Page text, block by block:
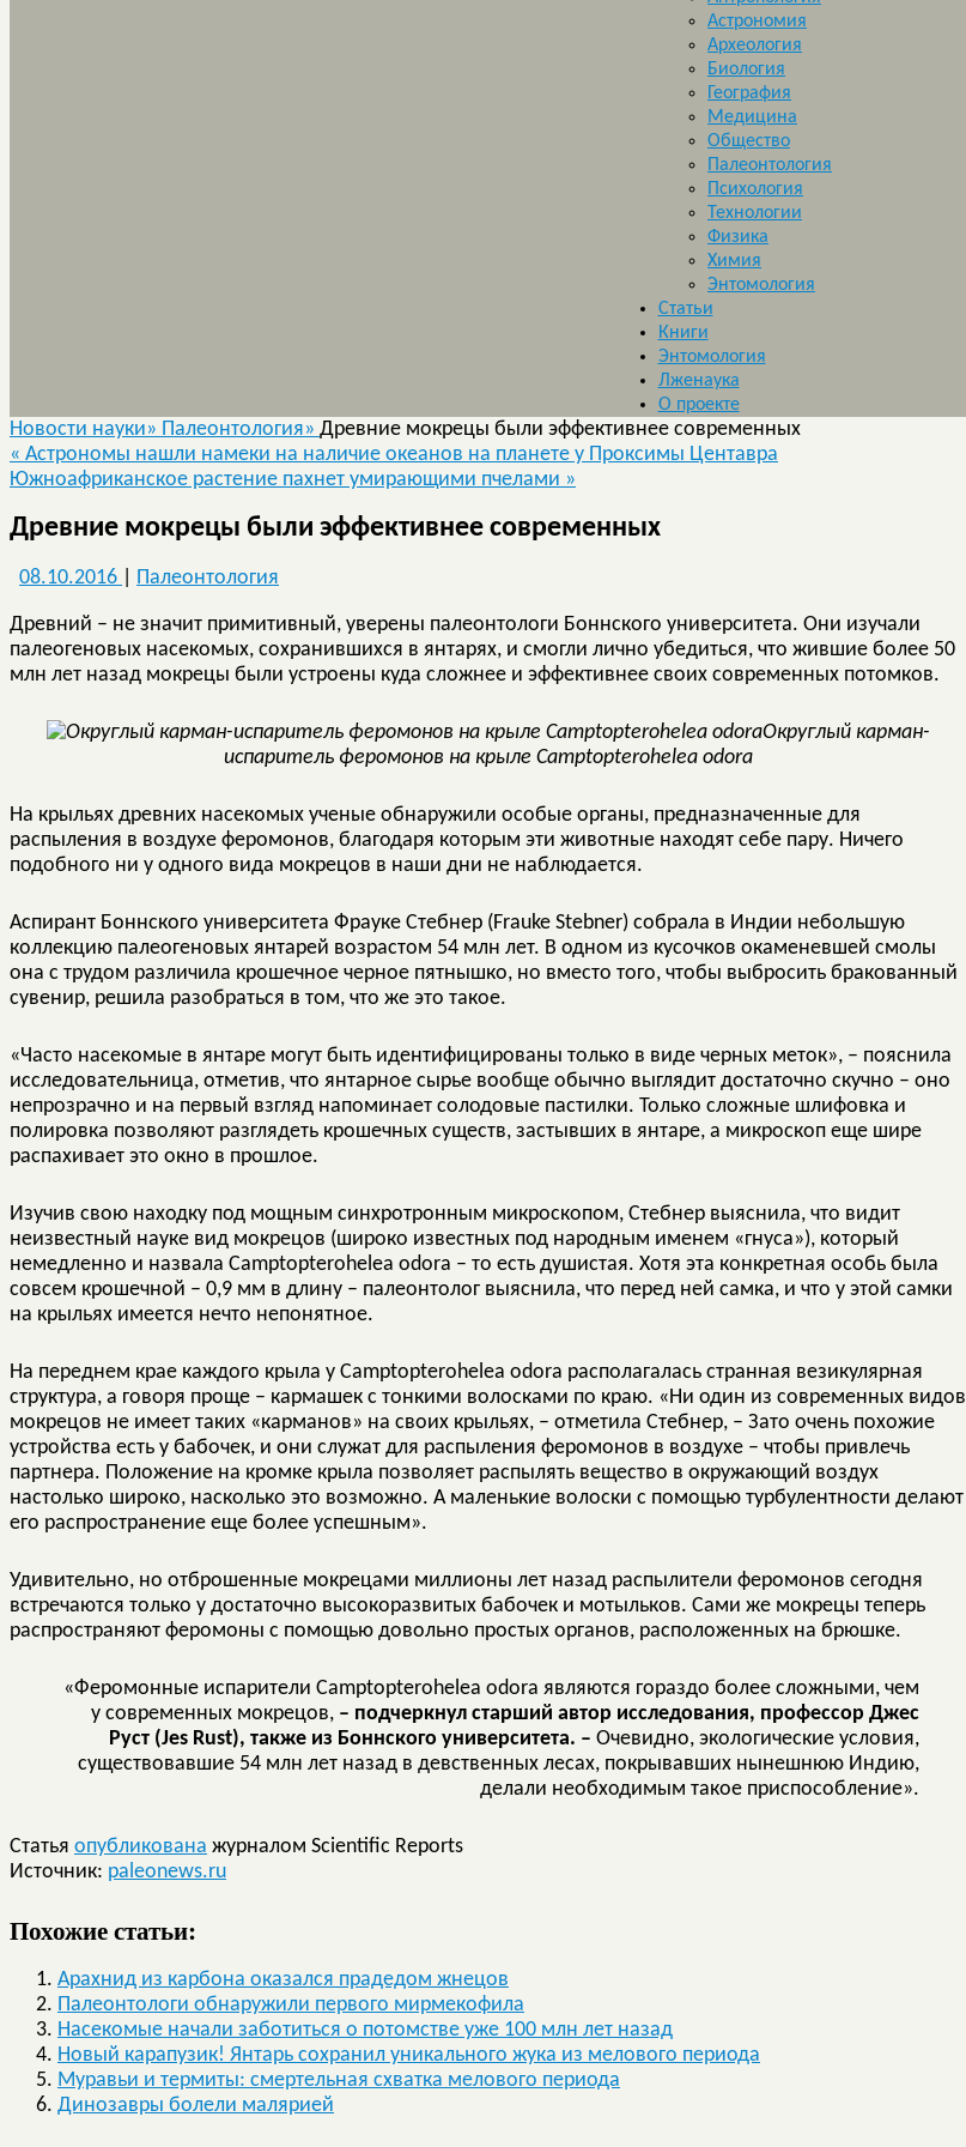
Астрономия
Археология
Биология
География
Медицина
Общество
Палеонтология
Психология
Технологии
Физика
Химия
Энтомология
Статьи
Книги
Энтомология
Лженаука
О проекте
Новости науки» Палеонтология» Древние мокрецы были эффективнее современных
« Астрономы нашли намеки на наличие океанов на планете у Проксимы Центавра
Южноафриканское растение пахнет умирающими пчелами »
Древние мокрецы были эффективнее современных
08.10.2016 Палеонтология
Древний – не значит примитивный, уверены палеонтологи Боннского университета. Они изучали
палеогеновых насекомых, сохранившихся в янтарях, и смогли лично убедиться, что жившие более 50
млн лет назад мокрецы были устроены куда сложнее и эффективнее своих современных потомков.
Округлый карман-
испаритель феромонов на крыле Camptopterohelea odora
На крыльях древних насекомых ученые обнаружили особые органы, предназначенные для
распыления в воздухе феромонов, благодаря которым эти животные находят себе пару. Ничего
подобного ни у одного вида мокрецов в наши дни не наблюдается.
Аспирант Боннского университета Фрауке Стебнер (Frauke Stebner) собрала в Индии небольшую
коллекцию палеогеновых янтарей возрастом 54 млн лет. В одном из кусочков окаменевшей смолы
она с трудом различила крошечное черное пятнышко, но вместо того, чтобы выбросить бракованный
сувенир, решила разобраться в том, что же это такое.
«Часто насекомые в янтаре могут быть идентифицированы только в виде черных меток», – пояснила
исследовательница, отметив, что янтарное сырье вообще обычно выглядит достаточно скучно – оно
непрозрачно и на первый взгляд напоминает солодовые пастилки. Только сложные шлифовка и
полировка позволяют разглядеть крошечных существ, застывших в янтаре, а микроскоп еще шире
распахивает это окно в прошлое.
Изучив свою находку под мощным синхротронным микроскопом, Стебнер выяснила, что видит
неизвестный науке вид мокрецов (широко известных под народным именем «гнуса»), который
немедленно и назвала Camptopterohelea odora – то есть душистая. Хотя эта конкретная особь была
совсем крошечной – 0,9 мм в длину – палеонтолог выяснила, что перед ней самка, и что у этой самки
на крыльях имеется нечто непонятное.
На переднем крае каждого крыла у Camptopterohelea odora располагалась странная везикулярная
структура, а говоря проще – кармашек с тонкими волосками по краю. «Ни один из современных видов
мокрецов не имеет таких «карманов» на своих крыльях, – отметила Стебнер, – Зато очень похожие
устройства есть у бабочек, и они служат для распыления феромонов в воздухе – чтобы привлечь
партнера. Положение на кромке крыла позволяет распылять вещество в окружающий воздух
настолько широко, насколько это возможно. А маленькие волоски с помощью турбулентности делают
его распространение еще более успешным».
Удивительно, но отброшенные мокрецами миллионы лет назад распылители феромонов сегодня
встречаются только у достаточно высокоразвитых бабочек и мотыльков. Сами же мокрецы теперь
распространяют феромоны с помощью довольно простых органов, расположенных на брюшке.
«Феромонные испарители Camptopterohelea odora являются гораздо более сложными, чем
у современных мокрецов, – подчеркнул старший автор исследования, профессор Джес
Руст (Jes Rust), также из Боннского университета. – Очевидно, экологические условия,
существовавшие 54 млн лет назад в девственных лесах, покрывавших нынешнюю Индию,
делали необходимым такое приспособление».
Статья опубликована журналом Scientific Reports
Источник: paleonews.ru
Похожие статьи:
Арахнид из карбона оказался прадедом жнецов
Палеонтологи обнаружили первого мирмекофила
Насекомые начали заботиться о потомстве уже 100 млн лет назад
Новый карапузик! Янтарь сохранил уникального жука из мелового периода
Муравьи и термиты: смертельная схватка мелового периода
Динозавры болели малярией